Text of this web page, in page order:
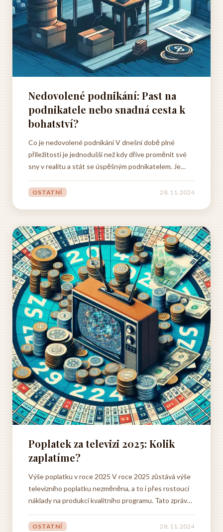
Nedovolené podnikání: Past na
podnikatele nebo snadná cesta k
bohatství?
Co je nedovolené podnikání V dnešní době plné
příležitostí je jednodušší než kdy dříve proměnit své
sny v realitu a stát se úspěšným podnikatelem. Je
třeba dodržovat, abychom se vyhnuli úskalím
OSTATNÍ 28. 11. 2024
Poplatek za televizi 2025: Kolik
zaplatíme?
Výše poplatku v roce 2025 V roce 2025 zůstává výše
televizního poplatku nezměněna, a to i přes rostoucí
náklady na produkci kvalitního programu. Tato zpráva
televizních a rozhlasových stanic. Díky stabilitě
OSTATNÍ 28. 11. 2024